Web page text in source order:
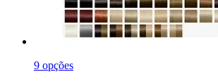
9 opções